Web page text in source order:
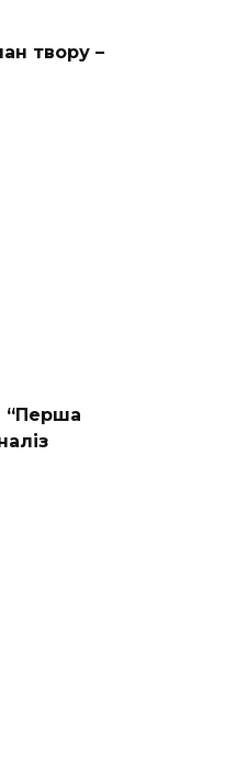
твору –
“Перша